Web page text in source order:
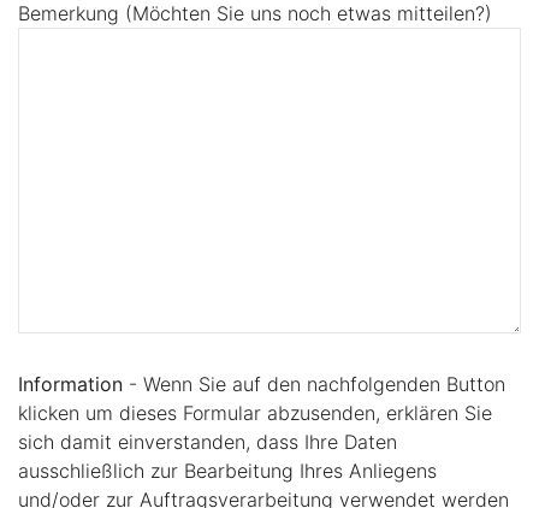
Bemerkung (Möchten Sie uns noch etwas mitteilen?)
Information - Wenn Sie auf den nachfolgenden Button
klicken um dieses Formular abzusenden, erklären Sie
sich damit einverstanden, dass Ihre Daten
ausschließlich zur Bearbeitung Ihres Anliegens
und/oder zur Auftragsverarbeitung verwendet werden